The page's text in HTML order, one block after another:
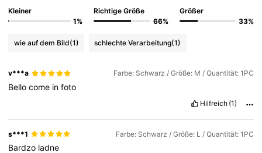
4,77 6K Follower
Kleiner
1%
Richtige Größe
66%
Größer
33%
wie auf dem Bild(1) schlechte Verarbeitung(1)
v***a Farbe: Schwarz / Größe: M / Quantität: 1PC
Bellocome infoto
Hilfreich (1)
s***1 Farbe: Schwarz / Größe: L / Quantität: 1PC
Bardzo ladne